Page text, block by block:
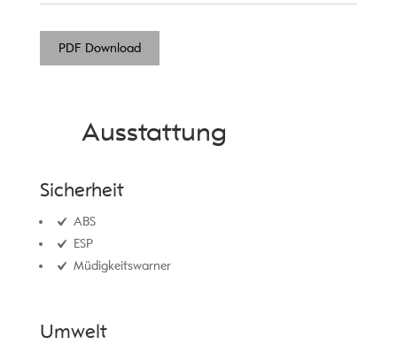
PDF Download
Ausstattung
Sicherheit
ABS
ESP
Müdigkeitswarner
Umwelt